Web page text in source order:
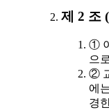
제 2 조
①
으
②
에
경